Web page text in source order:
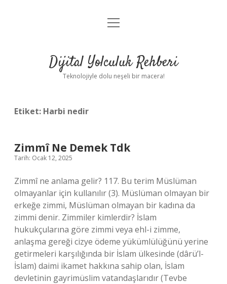
Anasayfa
Yasal Uyarı
menüyü
Dijital Yolculuk Rehberi
Teknolojiyle dolu neşeli bir macera!
Etiket: Harbi nedir
Zimmî Ne Demek Tdk
Tarih: Ocak 12, 2025
Zimmî ne anlama gelir? 117. Bu terim Müslüman
olmayanlar için kullanılır (3). Müslüman olmayan bir
erkeğe zimmi, Müslüman olmayan bir kadına da
zimmi denir. Zimmiler kimlerdir? İslam
hukukçularına göre zimmi veya ehl-i zimme,
anlaşma gereği cizye ödeme yükümlülüğünü yerine
getirmeleri karşılığında bir İslam ülkesinde (dârü’l-
İslam) daimi ikamet hakkına sahip olan, İslam
devletinin gayrimüslim vatandaşlarıdır (Tevbe